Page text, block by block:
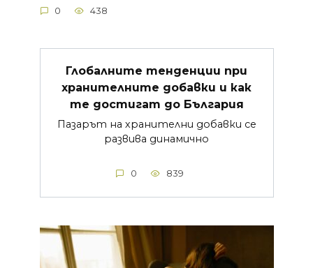
0 438
Глобалните тенденции при
хранителните добавки и как
те достигат до България
Пазарът на хранителни добавки се
развива динамично
0 839